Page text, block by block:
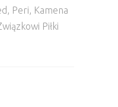
Peri, Kamena
Piłki